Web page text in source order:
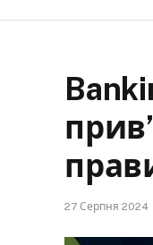
27 Серпня 2024